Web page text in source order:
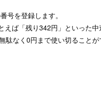
号を登録します。
ば「残り342円」といった
なく0円まで使い切ることが